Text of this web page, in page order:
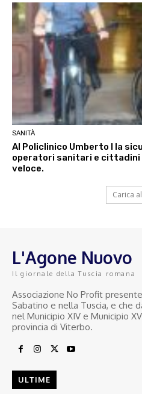
SANITÀ
Al Policlinico Umberto I la
operatori sanitari e cittadini
veloce.
Carica
L'Agone Nuovo
Il giornale della Tuscia romana
Associazione No Profit
Sabatino e nella Tuscia, e che
nel Municipio XIV e Municipio
provincia di Viterbo.
ULTIME